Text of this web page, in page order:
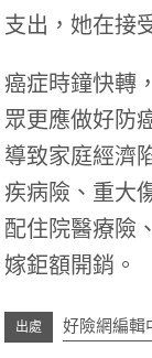
支出，她在接
癌症時鐘快轉
眾更應做好防
導致家庭經濟
疾病險、重大
配住院醫療險
嫁鉅額開銷。
好險網編輯